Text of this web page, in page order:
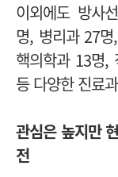
이외에도 방사
명, 병리과 27
핵의학과 13명,
등 다양한 진료
관심은 높지만
전